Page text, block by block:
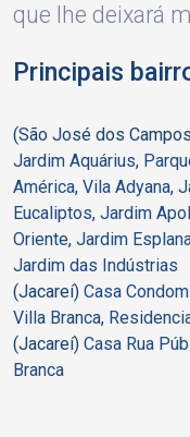
que lhe deixará
Principais
(São José dos
Jardim Aquárius,
América, Vila Adyana,
Eucaliptos, Jardim
Oriente, Jardim
Jardim das Indústrias
(Jacareí) Casa
Villa Branca,
(Jacareí) Casa Rua
Branca